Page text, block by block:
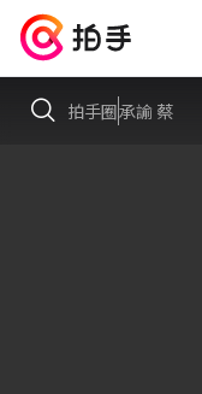
拍手圈承諭 蔡